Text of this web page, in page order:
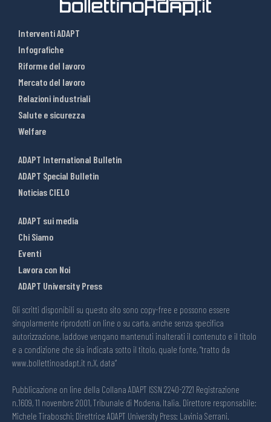
Interventi ADAPT
Infografiche
Riforme del lavoro
Mercato del lavoro
Relazioni industriali
Salute e sicurezza
Welfare
ADAPT International Bulletin
ADAPT Special Bulletin
Noticias CIELO
ADAPT sui media
Chi Siamo
Eventi
Lavora con Noi
ADAPT University Press
Gli scritti disponibili su questo sito sono copy-free e possono essere
singolarmente riprodotti on line o su carta, anche senza specifica
autorizzazione, laddove vengano mantenuti inalterati il contenuto e il titolo
e a condizione che sia indicata sotto il titolo, quale fonte, “tratto da
www.bollettinoadapt.it n.X, data“
Pubblicazione on line della Collana ADAPT ISSN 2240-2721 Registrazione
n.1609, 11 novembre 2001, Tribunale di Modena, Italia. Direttore responsabile:
Michele Tiraboschi; Direttrice ADAPT University Press: Lavinia Serrani.